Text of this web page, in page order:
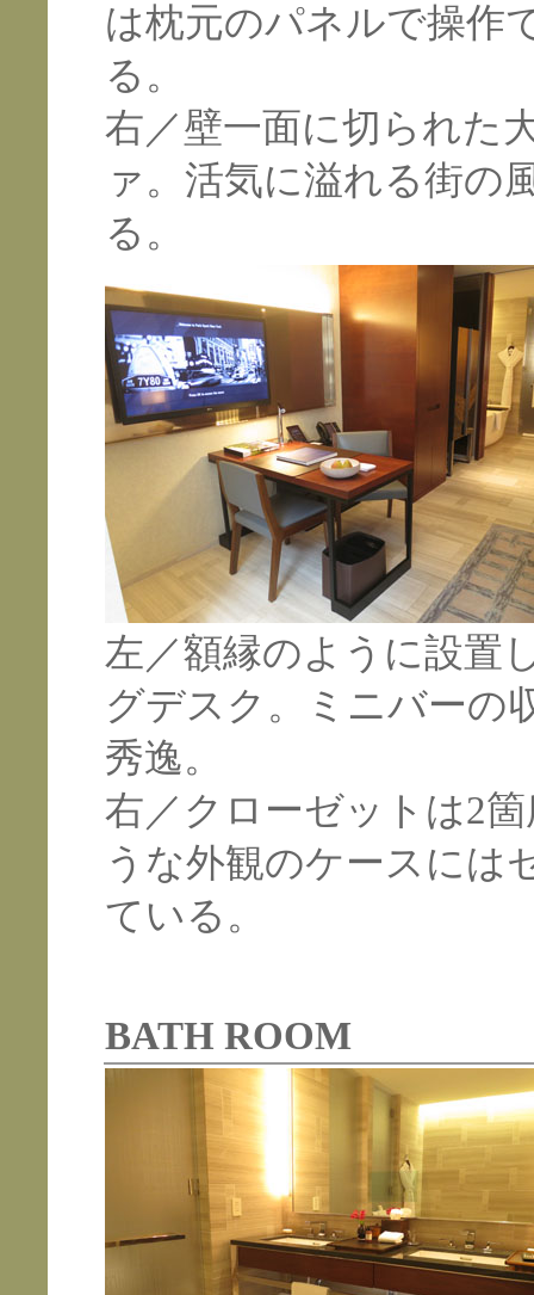
は枕元のパネルで操作
る。
右／壁一面に切られた
ァ。活気に溢れる街の
る。
左／額縁のように設置
グデスク。ミニバーの
秀逸。
右／クローゼットは2
うな外観のケースには
ている。
BATH ROOM